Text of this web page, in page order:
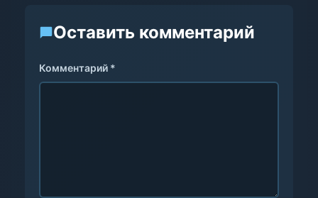
Оставить комментарий
Комментарий *